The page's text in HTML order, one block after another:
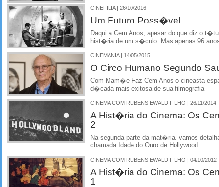
CINEFILIA | 26/10/2016
Um Futuro Poss�vel
Daqui a Cem Anos, apesar do que diz o
hist�ria de um s�culo. Mas apenas 96
CINEMANIA | 14/05/2015
O Circo Humano Segundo
Com Mam�e Faz Cem Anos o cineasta
d�cada mais exitosa de sua filmografia
CINEMA COM RUBENS EWALD FILHO | 26/11/2014
A Hist�ria do Cinema: Os
2
Na segunda parte da mat�ria, vamos
chamada Idade do Ouro de Hollywood
CINEMA COM RUBENS EWALD FILHO | 04/10/2012
A Hist�ria do Cinema: Os
1